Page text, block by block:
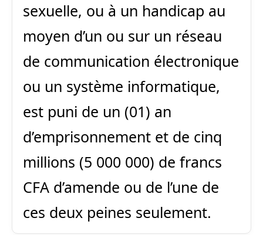
sexuelle, ou à un handicap au
moyen d’un ou sur un réseau
de communication électronique
ou un système informatique,
est puni de un (01) an
d’emprisonnement et de cinq
millions (5 000 000) de francs
CFA d’amende ou de l’une de
ces deux peines seulement.